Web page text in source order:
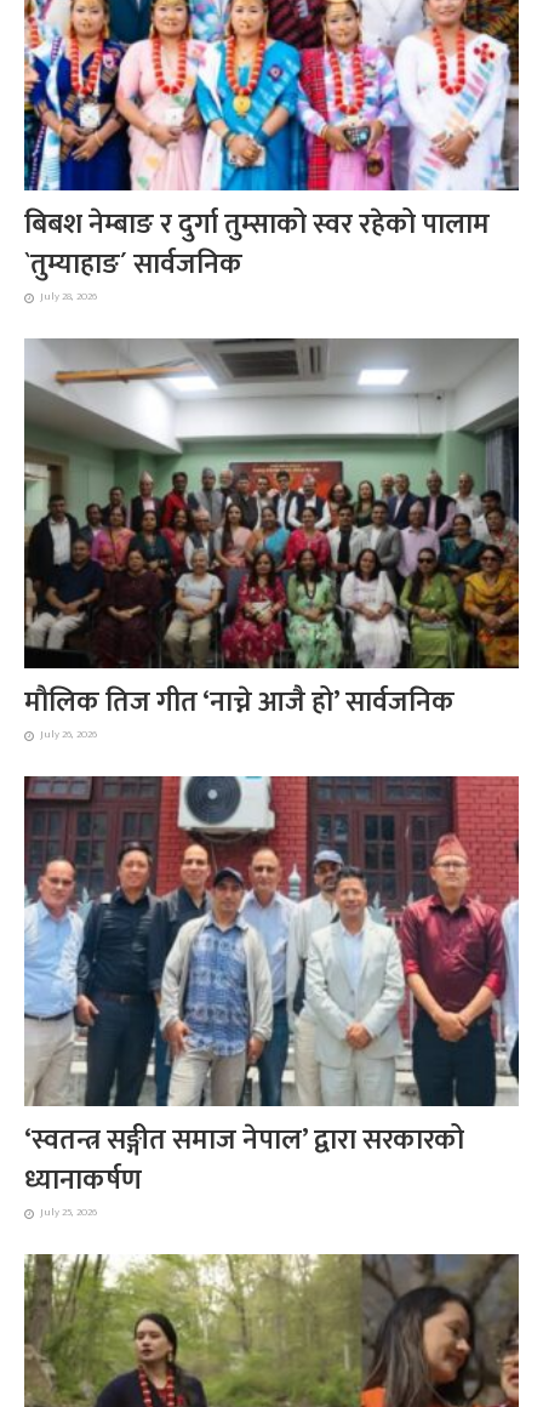
बिबश नेम्बाङ र दुर्गा तुम्साको स्वर रहेको पालाम
`तुम्याहाङ´ सार्वजनिक
July 28, 2026
मौलिक तिज गीत ‘नाच्ने आजै हो’ सार्वजनिक
July 26, 2026
‘स्वतन्त्र सङ्गीत समाज नेपाल’ द्वारा सरकारको
ध्यानाकर्षण
July 25, 2026